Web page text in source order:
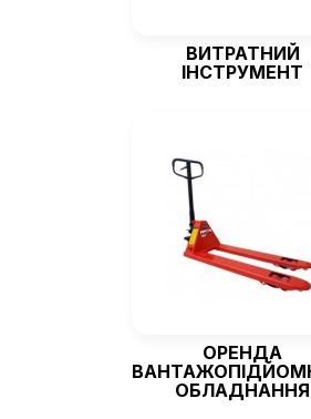
ВИТРАТНИЙ
ІНСТРУМЕНТ
ОРЕНДА
ОБЛАДНАННЯ